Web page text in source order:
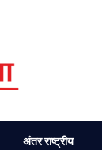
अंतर राष्ट्रीय